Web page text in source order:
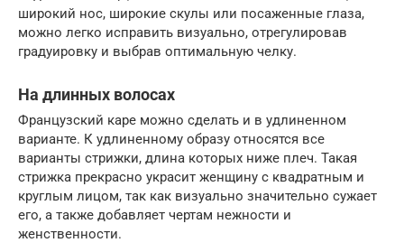
широкий нос, широкие скулы или посаженные глаза,
можно легко исправить визуально, отрегулировав
градуировку и выбрав оптимальную челку.
На длинных волосах
Французский каре можно сделать и в удлиненном
варианте. К удлиненному образу относятся все
варианты стрижки, длина которых ниже плеч. Такая
стрижка прекрасно украсит женщину с квадратным и
круглым лицом, так как визуально значительно сужает
его, а также добавляет чертам нежности и
женственности.